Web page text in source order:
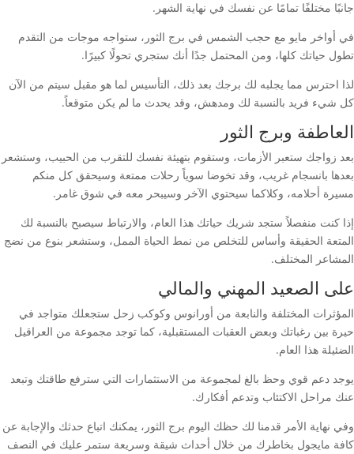
جانبًا مختلفًا تمامًا عن نفسك في نهاية الشهر.
في أواخر مايو مع حجب الشمس في برج الثور، ستواجه موجات من التقدم
تطول حياتك كلها، ومن المحتمل جدًا أنك ستجري تحولًا كبيرًا.
لذا احترس مما يجلبه لك برجك بعد ذلك، التأسيس لما هو مقبل سيتم من الآن
كل شيء فريد بالنسبة لك ومدهش، وقد يحدث ما لم يكن متوقعاً.
العاطفة وبرج الثور
بعد زواجك ستعبر الأزمات، وستقوم بتهيئة نفسك للتقرب من الحبيب، وستشعر
بعدها بانسجام غريب، وقد تخوضا سوياً رحلات ممتعة وسيحقق كل منكم
مسيرة أحلامه، وكلاكما سيحتوي الآخر وسيبحر معه في شوق غامر.
إذا كنت منفصلاً ستجد شريك حياتك هذا العام، والارتباط سيصبح بالنسبة لك
المتعة الحقيقة وأساس للتخلص من نمط الحياة الممل، وستشعر بنوع من نضج
المشاعر المختلف.
على الصعيد المهني والمالي
المؤثرات المختلفة والنابعة من أورانوس وكوكب زحل ستجعلك متواجد في
حيرة بين رغباتك وبعض العقبات المستقبلية، كما توجد مجموعة من العراقيل
الضئيلة هذا العام.
يوجد دعم قوي وحظ بالغ لمجموعة من الاستثمارات التي سترفع طاقتك وتبعد
عنك مراحل الاكتئاب وتدعم أفكارك.
وفي نهاية الأمر قدمنا لك حظك اليوم برج الثور، يمكنك اتباع حدثك والإجابة عن
كافة مايجول بخاطرك من خلال أحداث شيقة وسريعة ستمر عليك في النصف